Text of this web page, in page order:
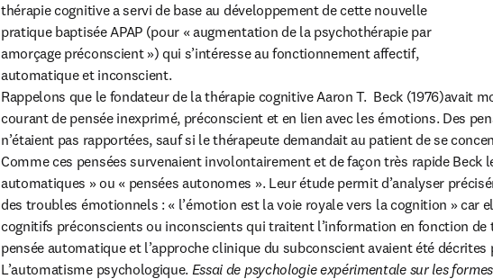
thérapie cognitive a servi de base au développement de cette nouvelle
pratique baptisée APAP (pour « augmentation de la psychothérapie par
amorçage préconscient ») qui s’intéresse au fonctionnement affectif,
automatique et inconscient.
Rappelons que le fondateur de la thérapie cognitive Aaron T.  Beck (1976)avait
courant de pensée inexprimé, préconscient et en lien avec les émotions. Des
n’étaient pas rapportées, sauf si le thérapeute demandait au patient de se
Comme ces pensées survenaient involontairement et de façon très rapide Beck
automatiques » ou « pensées autonomes ». Leur étude permit d’analyser
des troubles émotionnels : « l’émotion est la voie royale vers la cognition » car
cognitifs préconscients ou inconscients qui traitent l’information en fonction de
pensée automatique et l’approche clinique du subconscient avaient été
L’automatisme psychologique. Essai de psychologie expérimentale sur les